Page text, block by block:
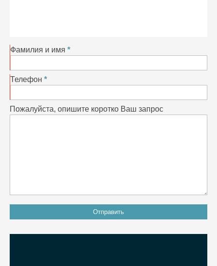
Фамилия и имя
Телефон
Пожалуйста, опишите коротко Ваш запрос